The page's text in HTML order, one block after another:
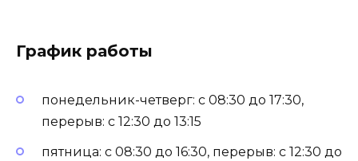
График работы
понедельник-четверг: с 08:30 до 17:30,
перерыв: с 12:30 до 13:15
пятница: с 08:30 до 16:30, перерыв: с 12:30 до